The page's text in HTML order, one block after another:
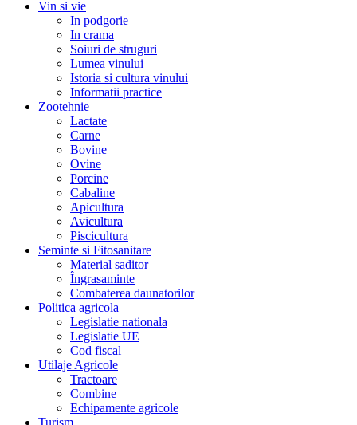
Vin si vie
In podgorie
In crama
Soiuri de struguri
Lumea vinului
Istoria si cultura vinului
Informatii practice
Zootehnie
Lactate
Carne
Bovine
Ovine
Porcine
Cabaline
Apicultura
Avicultura
Piscicultura
Seminte si Fitosanitare
Material saditor
Îngrasaminte
Combaterea daunatorilor
Politica agricola
Legislatie nationala
Legislatie UE
Cod fiscal
Utilaje Agricole
Tractoare
Combine
Echipamente agricole
Turism